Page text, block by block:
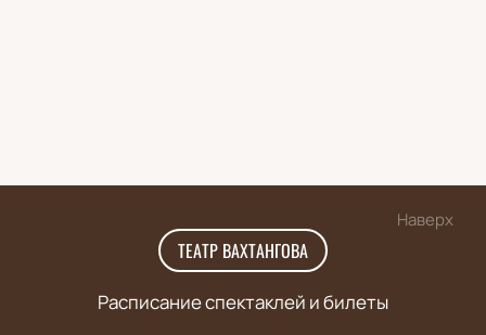
Наверх
ТЕАТР ВАХТАНГОВА
Расписание спектаклей и билеты